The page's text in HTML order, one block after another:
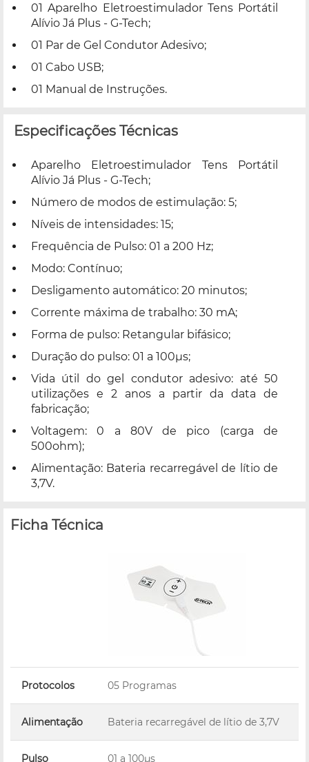
01 Aparelho Eletroestimulador Tens Portátil
Alívio Já Plus - G-Tech;
01 Par de Gel Condutor Adesivo;
01 Cabo USB;
01 Manual de Instruções.
Especificações Técnicas
Aparelho Eletroestimulador Tens Portátil
Alívio Já Plus - G-Tech;
Número de modos de estimulação: 5;
Níveis de intensidades: 15;
Frequência de Pulso: 01 a 200 Hz;
Modo: Contínuo;
Desligamento automático: 20 minutos;
Corrente máxima de trabalho: 30 mA;
Forma de pulso: Retangular bifásico;
Duração do pulso: 01 a 100µs;
Vida útil do gel condutor adesivo: até 50
utilizações e 2 anos a partir da data de
fabricação;
Voltagem: 0 a 80V de pico (carga de
500ohm);
Alimentação: Bateria recarregável de lítio de
3,7V.
Ficha Técnica
Protocolos 05 Programas
Alimentação Bateria recarregável de lítio de 3,7V
Pulso 01 a 100µs